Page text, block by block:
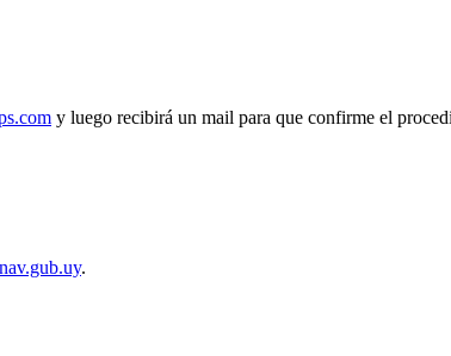
y luego recibirá un mail para que confirme el
.